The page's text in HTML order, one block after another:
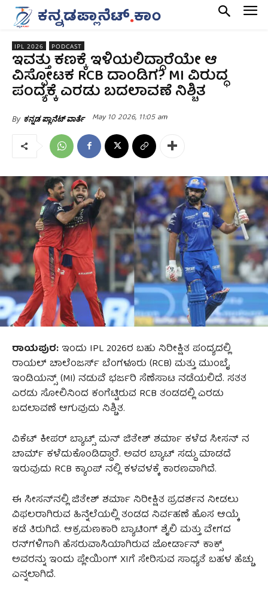
IPL 2026 PODCAST
ಇವತ್ತು ಕಣಕ್ಕೆ ಇಳಿಯಲಿದ್ದಾರೆಯೇ ಆ
ವಿಸ್ಪೋಟಕ RCB ದಾಂಡಿಗ? MI ವಿರುದ್ಧ
ಪಂದ್ಯಕ್ಕೆ ಎರಡು ಬದಲಾವಣೆ ನಿಶ್ಚಿತ
By ಕನ್ನಡ ಪ್ಲಾನೆಟ್ ವಾರ್ತೆ May 10 2026, 11:05 am
ರಾಯಪುರ:ಇಂದು IPL 2026ರ ಬಹು ನಿರೀಕ್ಷಿತ ಪಂದ್ಯದಲ್ಲಿ
ರಾಯಲ್ ಚಾಲೆಂಜರ್ಸ್ ಬೆಂಗಳೂರು (RCB) ಮತ್ತು ಮುಂಬೈ
ಇಂಡಿಯನ್ಸ್ (MI) ನಡುವೆ ಭರ್ಜರಿ ಸೆಣೆಸಾಟ ನಡೆಯಲಿದೆ. ಸತತ
ಎರಡು ಸೋಲಿನಿಂದ ಕಂಗೆಟ್ಟಿರುವ RCB ತಂಡದಲ್ಲಿ ಎರಡು
ಬದಲಾವಣೆ ಆಗುವುದು ನಿಶ್ಚಿತ.
ವಿಕೆಟ್ ಕೀಪರ್ ಬ್ಯಾಟ್ಸ್ ಮನ್ ಜಿತೇಶ್ ಶರ್ಮಾ ಕಳೆದ ಸೀಸನ್ ನ
ಚಾರ್ಮ್ ಕಳೆದುಕೊಂಡಿದ್ದಾರೆ. ಅವರ ಬ್ಯಾಟ್ ಸದ್ದು ಮಾಡದೆ
ಇರುವುದು RCB ಕ್ಯಾಂಪ್ ನಲ್ಲಿ ಕಳವಳಕ್ಕೆ ಕಾರಣವಾಗಿದೆ.
ಈ ಸೀಸನ್‌ನಲ್ಲಿ ಜಿತೇಶ್ ಶರ್ಮಾ ನಿರೀಕ್ಷಿತ ಪ್ರದರ್ಶನ ನೀಡಲು
ವಿಫಲರಾಗಿರುವ ಹಿನ್ನೆಲೆಯಲ್ಲಿ ತಂಡದ ನಿರ್ವಹಣೆ ಹೊಸ ಆಯ್ಕೆ
ಕಡೆ ತಿರುಗಿದೆ. ಆಕ್ರಮಣಕಾರಿ ಬ್ಯಾಟಿಂಗ್ ಶೈಲಿ ಮತ್ತು ವೇಗದ
ರನ್‌ಗಳಿಗಾಗಿ ಹೆಸರುವಾಸಿಯಾಗಿರುವ ಜೋರ್ಡಾನ್ ಕಾಕ್ಸ್
ಅವರನ್ನು ಇಂದು ಪ್ಲೇಯಿಂಗ್ XIಗೆ ಸೇರಿಸುವ ಸಾಧ್ಯತೆ ಬಹಳ ಹೆಚ್ಚು
ಎನ್ನಲಾಗಿದೆ.